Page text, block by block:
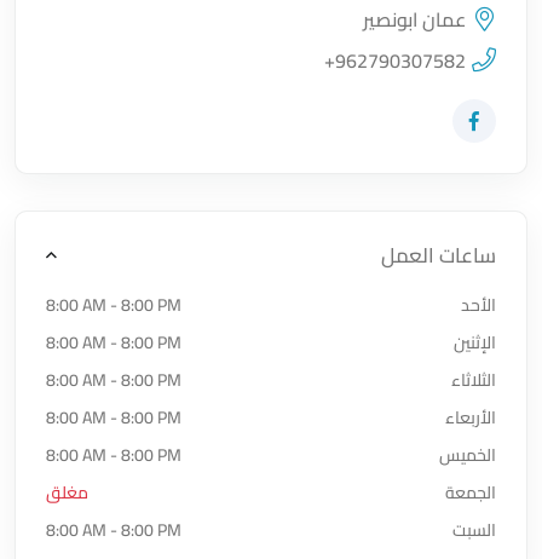
اضغط لتحميل الموقع
عمان ابونصير
+962790307582
زيارة حساب المتجر على Facebook-f
ساعات العمل
الأحد
8:00 AM - 8:00 PM
الإثنين
8:00 AM - 8:00 PM
الثلاثاء
8:00 AM - 8:00 PM
الأربعاء
8:00 AM - 8:00 PM
الخميس
8:00 AM - 8:00 PM
الجمعة
مغلق
السبت
8:00 AM - 8:00 PM